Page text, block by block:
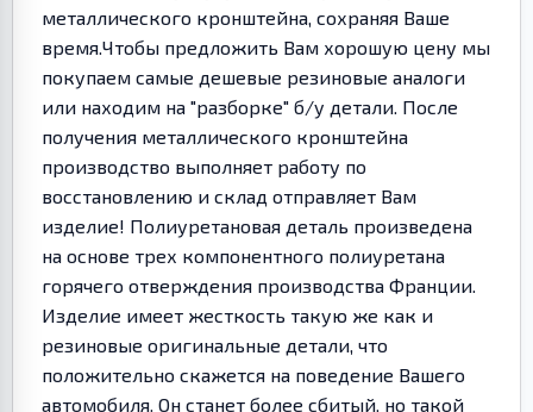
металлического кронштейна, сохраняя Ваше
время.Чтобы предложить Вам хорошую цену мы
покупаем самые дешевые резиновые аналоги
или находим на "разборке" б/у детали. После
получения металлического кронштейна
производство выполняет работу по
восстановлению и склад отправляет Вам
изделие! Полиуретановая деталь произведена
на основе трех компонентного полиуретана
горячего отверждения производства Франции.
Изделие имеет жесткость такую же как и
резиновые оригинальные детали, что
положительно скажется на поведение Вашего
автомобиля. Он станет более сбитый, но такой